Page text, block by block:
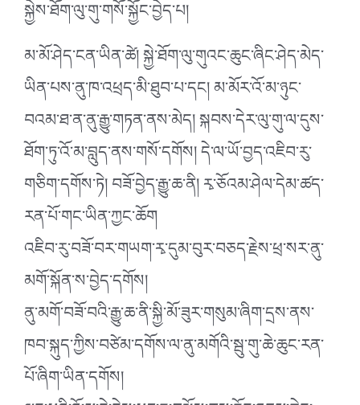
སྐྱེས་ཐོག་ལུ་གུ་གསོ་སྐྱོང་བྱེད་པ།
མ་མོ་ཤེད་ངན་ཡིན་ཚེ། སྐྱེ་ཐོག་ལུ་གུའང་ཆུང་ཞིང་ཤེད་མེད་
ཡིན་པས་ནུ་ཁ་འཕྲད་མི་ཐུབ་པ་དང། མ་མོར་འོ་མ་ཉུང་
བའམ་ཐ་ན་ནུ་རྒྱུ་གཏན་ནས་མེད། སྐབས་དེར་ལུ་གུ་ལ་དུས་
ཐོག་ཏུ་འོ་མ་བླུད་ནས་གསོ་དགོས། དེ་ལ་ཡོ་བྱད་འཇིབ་རུ་
གཅིག་དགོས་ཏེ། བཟོ་བྱེད་རྒྱུ་ཆ་ནི། རྭ་ཅོའམ་ཤེལ་དེམ་ཚད་
རན་པོ་གང་ཡིན་ཀྱང་ཆོག
འཇིབ་རུ་བཟོ་བར་གཡག་རྭ་དུམ་བུར་བཅད་རྗེས་ཕྲ་སར་ནུ་
མགོ་སྐོན་ས་བྱེད་དགོས།
ནུ་མགོ་བཟོ་བའི་རྒྱུ་ཆ་ནི་སྐྱི་མོ་ཟུར་གསུམ་ཞིག་དྲས་ནས་
ཁབ་སྐུད་ཀྱིས་བཙེམ་དགོས་ལ་ནུ་མགོའི་སྦུ་གུ་ཆེ་ཆུང་རན་
པོ་ཞིག་ཡིན་དགོས།